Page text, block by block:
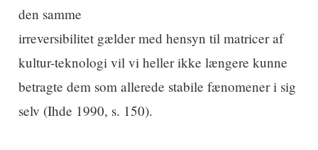
den samme
irreversibilitet gælder med hensyn til matricer af
kultur-teknologi vil vi heller ikke længere kunne
betragte dem som allerede stabile fænomener i sig
selv (Ihde 1990, s. 150).